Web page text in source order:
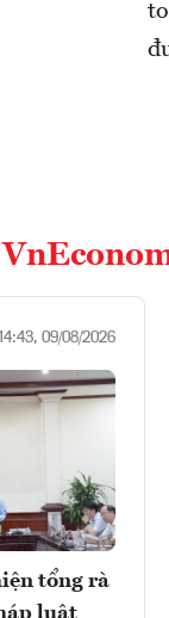
09/08/2026
tổng rà
luật